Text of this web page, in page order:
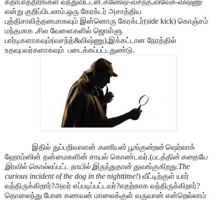
என்று குறிப்பிடலாம்.ஒரு கேரக்டர் அசாத்திய
புத்திசாலித்தனமாகவும் இன்னொரு கேரக்டர்(side kick) கொஞ்சம்
மந்தமாக ,சில வேளைகளில் ஜொள்ளு
பார்டிகளாகவும்(வசந்த்&விஷ்ணு),இக்கட்டான நேரத்தில்
உதவுபவர்களாகவும் படைக்கப்பட்டதுண்டு.
இதில் துப்பறிவாளன் கணியன் பூங்குன்றன்ஷெர்லாக்
ஹோம்ஸின் தன்மைகளின் சாயல் கொண்டவர்.(படத்தின் கதையே
இரவில் கொல்லப்பட்ட நாயில் இருந்துதான் துவங்குகிறது.The
curious incident of the dog in the nighttime!) வீட்டிற்குள் யார்
வந்திருக்கிறார்?அவர் எப்படிப்பட்டவர்?எதற்காக வந்திருக்கிறார்?
தொலைந்து போன கணவன் மாலைக்குள் வருவான் என்றெல்லாம்